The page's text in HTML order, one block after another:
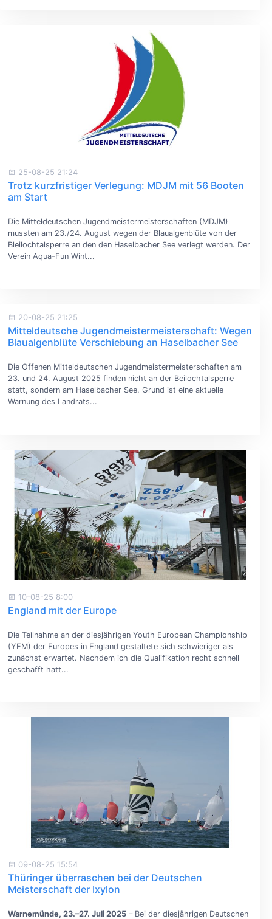
25-08-25 21:24
Trotz kurzfristiger Verlegung: MDJM mit 56 Booten
am Start
Die Mitteldeutschen Jugendmeistermeisterschaften (MDJM)
mussten am 23./24. August wegen der Blaualgenblüte von der
Bleilochtalsperre an den den Haselbacher See verlegt werden. Der
Verein Aqua-Fun Wint...
20-08-25 21:25
Mitteldeutsche Jugendmeistermeisterschaft: Wegen
Blaualgenblüte Verschiebung an Haselbacher See
Die Offenen Mitteldeutschen Jugendmeistermeisterschaften am
23. und 24. August 2025 finden nicht an der Beilochtalsperre
statt, sondern am Haselbacher See. Grund ist eine aktuelle
Warnung des Landrats...
10-08-25 8:00
England mit der Europe
Die Teilnahme an der diesjährigen Youth European Championship
(YEM) der Europes in England gestaltete sich schwieriger als
zunächst erwartet. Nachdem ich die Qualifikation recht schnell
geschafft hatt...
09-08-25 15:54
Thüringer überraschen bei der Deutschen
Meisterschaft der Ixylon
Warnemünde, 23.–27. Juli 2025– Bei der diesjährigen Deutschen